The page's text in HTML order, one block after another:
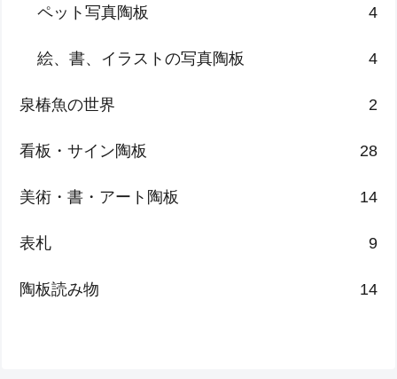
ペット写真陶板 4
絵、書、イラストの写真陶板 4
泉椿魚の世界 2
看板・サイン陶板 28
美術・書・アート陶板 14
表札 9
陶板読み物 14